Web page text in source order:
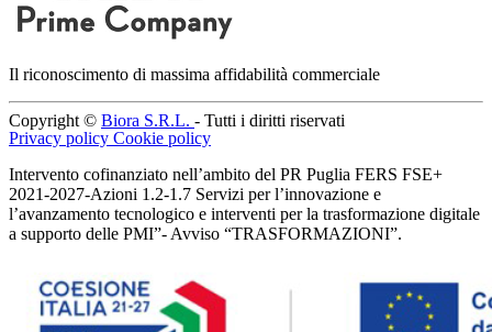
Il riconoscimento di massima affidabilità commerciale
Copyright © Biora S.R.L. - Tutti i diritti riservati
Privacy policy Cookie policy
Intervento cofinanziato nell’ambito del PR Puglia FERS FSE+
2021-2027-Azioni 1.2-1.7 Servizi per l’innovazione e
l’avanzamento tecnologico e interventi per la trasformazione digitale
a supporto delle PMI”- Avviso “TRASFORMAZIONI”.